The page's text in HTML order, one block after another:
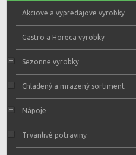
Akciove a vypredajove vyrobky
Gastro a Horeca vyrobky
Sezonne vyrobky
Chladený a mrazený sortiment
Nápoje
Trvanlivé potraviny